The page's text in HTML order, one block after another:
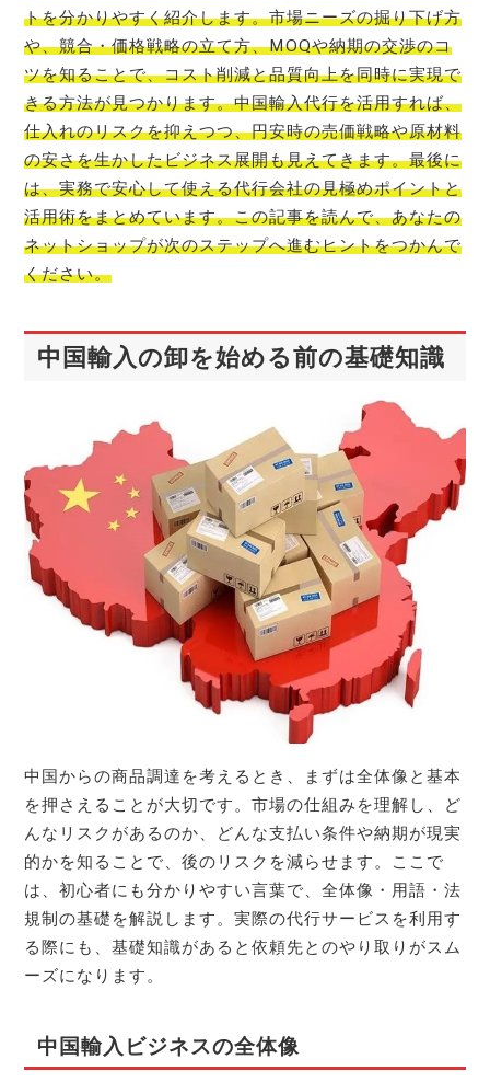
トを分かりやすく紹介します。市場ニーズの掘り下げ方
や、競合・価格戦略の立て方、MOQや納期の交渉のコ
ツを知ることで、コスト削減と品質向上を同時に実現で
きる方法が見つかります。中国輸入代行を活用すれば、
仕入れのリスクを抑えつつ、円安時の売価戦略や原材料
の安さを生かしたビジネス展開も見えてきます。最後に
は、実務で安心して使える代行会社の見極めポイントと
活用術をまとめています。この記事を読んで、あなたの
ネットショップが次のステップへ進むヒントをつかんで
ください。
中国輸入の卸を始める前の基礎知識
中国からの商品調達を考えるとき、まずは全体像と基本
を押さえることが大切です。市場の仕組みを理解し、ど
んなリスクがあるのか、どんな支払い条件や納期が現実
的かを知ることで、後のリスクを減らせます。ここで
は、初心者にも分かりやすい言葉で、全体像・用語・法
規制の基礎を解説します。実際の代行サービスを利用す
る際にも、基礎知識があると依頼先とのやり取りがスム
ーズになります。
中国輸入ビジネスの全体像